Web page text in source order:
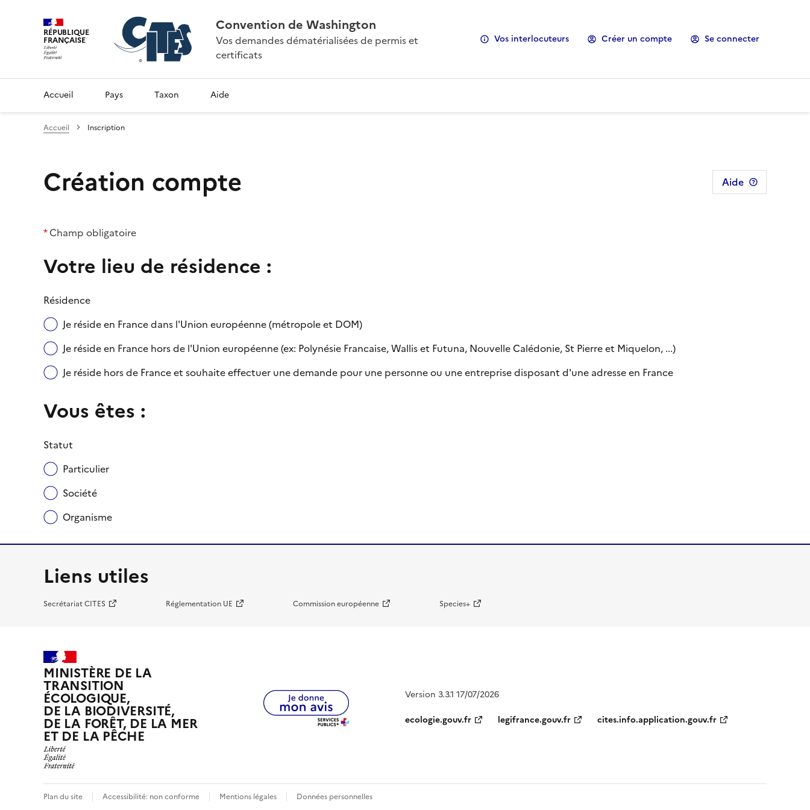
RÉPUBLIQUE
FRANÇAISE
Convention de Washington
Vos demandes dématérialisées de permis et
certificats
Vos interlocuteurs Créer un compte Se connecter
Accueil Pays Taxon Aide
Accueil Inscription
Création compte Aide
*Champ obligatoire
Votre lieu de résidence :
Résidence
Je réside en France dans l'Union européenne (métropole et DOM)
Je réside en France hors de l'Union européenne (ex: Polynésie Francaise, Wallis et Futuna, Nouvelle Calédonie, St Pierre et Miquelon, ...)
Je réside hors de France et souhaite effectuer une demande pour une personne ou une entreprise disposant d'une adresse en France
Vous êtes :
Statut
Particulier
Société
Organisme
Liens utiles
Secrétariat CITES Réglementation UE Commission européenne Species+
MINISTÈRE DE LA
TRANSITION
ÉCOLOGIQUE,
DE LA BIODIVERSITÉ,
DE LA FORÊT, DE LA MER
ET DE LA PÊCHE
Version 3.3.1 17/07/2026
ecologie.gouv.fr
legifrance.gouv.fr cites.info.application.gouv.fr
Plan du site Accessibilité: non conforme Mentions légales Données personnelles